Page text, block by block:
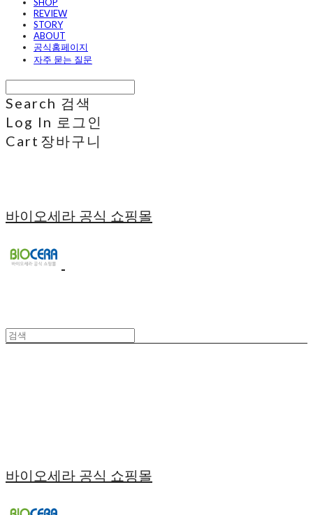
SHOP
REVIEW
STORY
ABOUT
공식홈페이지
자주 묻는 질문
Search 검색
Log In 로그인
Cart 장바구니
바이오세라 공식 쇼핑몰
바이오세라 공식 쇼핑몰